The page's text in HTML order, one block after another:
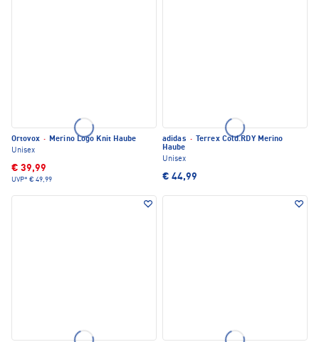
Ortovox · Merino Logo Knit Haube
Unisex
€ 39,99
UVP* € 49,99
adidas ·
Terrex Cold.RDY Merino
Haube
Unisex
€ 44,99